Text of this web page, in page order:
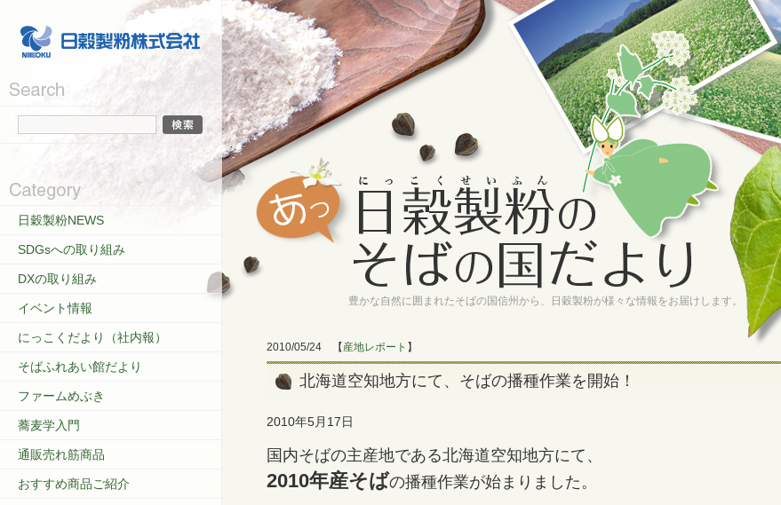
豊かな自然に囲まれたそばの国信州から、日穀製粉が様々な情報をお届けします。
2010/05/24 【 産地レポート 】
北海道空知地方にて、そばの播種作業を開始！
2010年5月17日
国内そばの主産地である北海道空知地方にて、
2010年産そばの播種作業が始まりました。
日穀製粉NEWS
SDGsへの取り組み
DXの取り組み
イベント情報
にっこくだより（社内報）
そばふれあい館だより
ファームめぶき
蕎麦学入門
通販売れ筋商品
おすすめ商品ご紹介